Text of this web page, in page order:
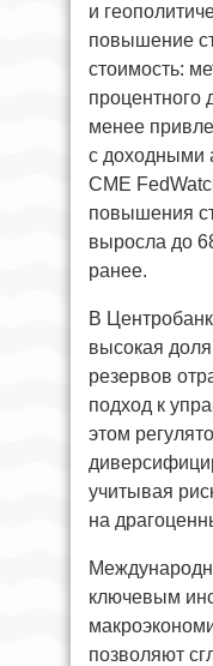
и
повышение
стоимость:
процентного
менее
с доходными
CME
повышения
выросла до
ранее.
В
высокая доля
резервов
подход к
этом
учитывая
на
ключевым
позволяют